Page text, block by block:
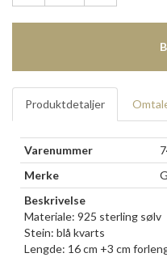
Produktdetaljer
Varenummer
Merke
Beskrivelse
Materiale: 925 sterling sølv
Stein: blå kvarts
Lengde: 16 cm +3 cm